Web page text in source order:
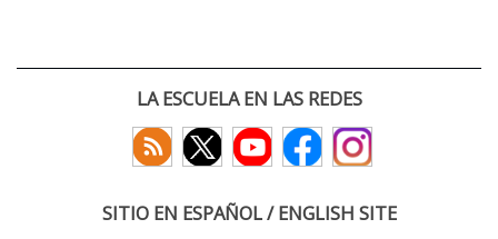
LA ESCUELA EN LAS REDES
SITIO EN ESPAÑOL / ENGLISH SITE